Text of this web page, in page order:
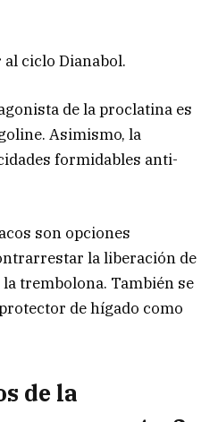
ciclo Dianabol.
de la proclatina es
Asimismo, la
formidables anti-
son opciones
la liberación de
trembolona. También se
de hígado como
de la